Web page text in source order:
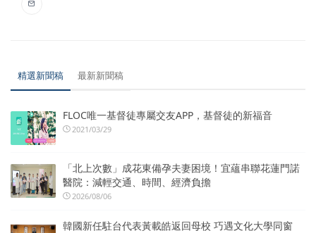
精選新聞稿 最新新聞稿
FLOC唯一基督徒專屬交友APP，基督徒的新福音
2021/03/29
「北上次數」成花東備孕夫妻困境！宜蘊串聯花蓮門諾
醫院：減輕交通、時間、經濟負擔
2026/08/06
韓國新任駐台代表黃載皓返回母校 巧遇文化大學同窗